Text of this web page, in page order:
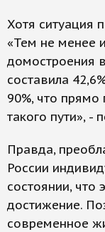
Хотя ситуация
«Тем не менее
домостроения
составила
90%, что прямо
такого пути», -
Правда,
России
состоянии, что
достижение.
современное